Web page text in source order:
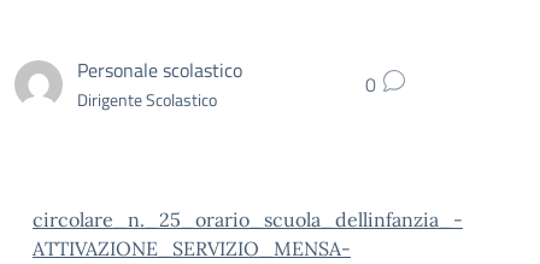
Personale scolastico
Dirigente Scolastico 0
circolare_n._25_orario_scuola_dellinfanzia_-
ATTIVAZIONE_SERVIZIO_MENSA-